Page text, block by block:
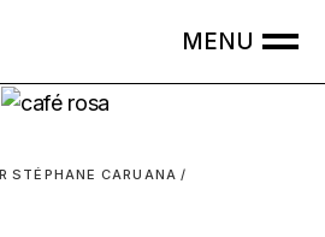
STÉPHANE CARUANA